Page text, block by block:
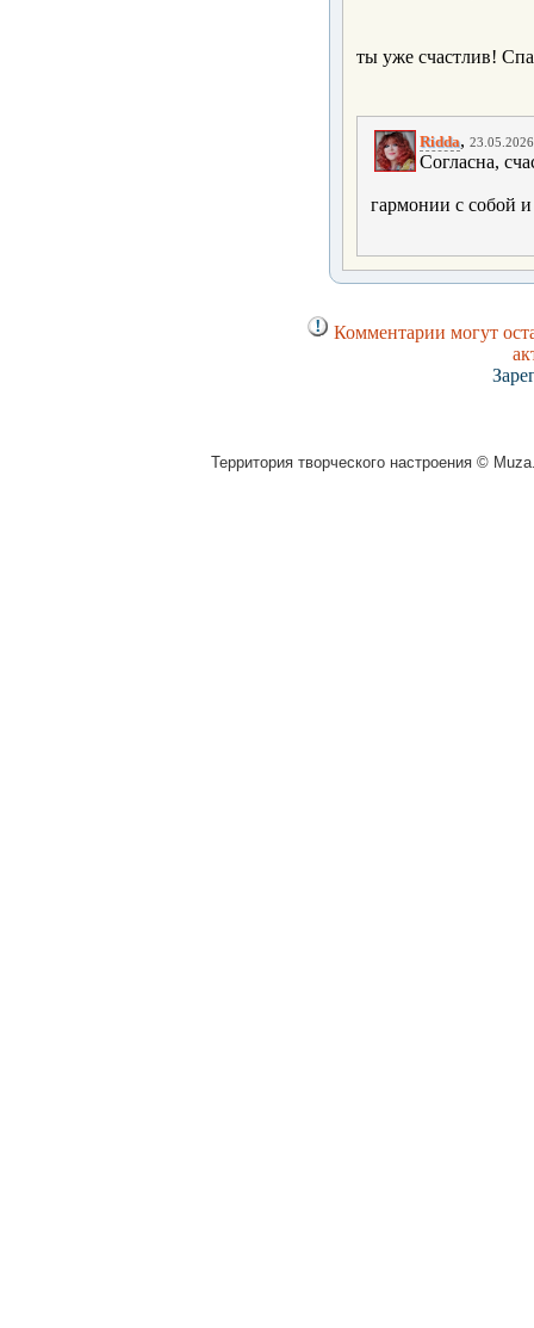
ты уже счастлив!
Ridda,
Согласна,
гармонии с
Комментарии могут
Территория творческого настроения ©